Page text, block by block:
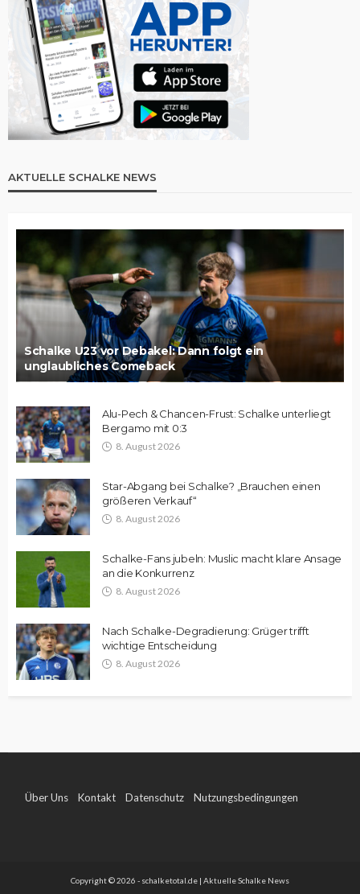
AKTUELLE SCHALKE NEWS
Schalke U23 vor Debakel: Dann folgt ein
unglaubliches Comeback
Alu-Pech & Chancen-Frust: Schalke unterliegt
Bergamo mit 0:3
8. August 2026
Star-Abgang bei Schalke? „Brauchen einen
größeren Verkauf“
8. August 2026
Schalke-Fans jubeln: Muslic macht klare Ansage
an die Konkurrenz
8. August 2026
Nach Schalke-Degradierung: Grüger trifft
wichtige Entscheidung
8. August 2026
Über Uns Kontakt Datenschutz Nutzungsbedingungen
Copyright © 2026 - schalketotal.de | Aktuelle Schalke News